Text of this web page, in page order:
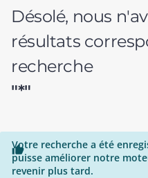
Désolé, nous
résultats
recherche
"*"

Votre recherche a été
puisse améliorer notre
revenir plus tard.